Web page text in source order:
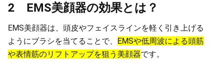
2 EMS美顔器の効果とは？
EMS美顔器は、頭皮やフェイスラインを軽く引き上げる
ようにブラシを当てることで、 EMSや低周波による頭筋
や表情筋のリフトアップを狙う美顔器です。